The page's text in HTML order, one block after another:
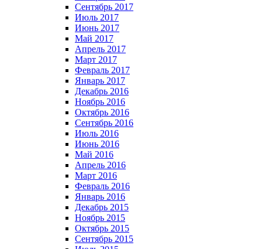
Сентябрь 2017
Июль 2017
Июнь 2017
Май 2017
Апрель 2017
Март 2017
Февраль 2017
Январь 2017
Декабрь 2016
Ноябрь 2016
Октябрь 2016
Сентябрь 2016
Июль 2016
Июнь 2016
Май 2016
Апрель 2016
Март 2016
Февраль 2016
Январь 2016
Декабрь 2015
Ноябрь 2015
Октябрь 2015
Сентябрь 2015